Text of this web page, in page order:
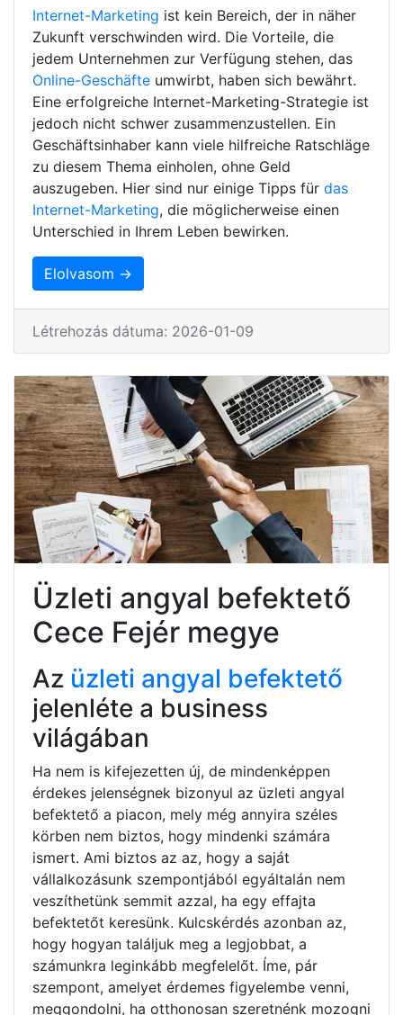
Internet-Marketing ist kein Bereich, der in näher
Zukunft verschwinden wird. Die Vorteile, die
jedem Unternehmen zur Verfügung stehen, das
Online-Geschäfte umwirbt, haben sich bewährt.
Eine erfolgreiche Internet-Marketing-Strategie ist
jedoch nicht schwer zusammenzustellen. Ein
Geschäftsinhaber kann viele hilfreiche Ratschläge
zu diesem Thema einholen, ohne Geld
auszugeben. Hier sind nur einige Tipps für das
Internet-Marketing, die möglicherweise einen
Unterschied in Ihrem Leben bewirken.
Elolvasom →
Létrehozás dátuma: 2026-01-09
Üzleti angyal befektető
Cece Fejér megye
Az üzleti angyal befektető
jelenléte a business
világában
Ha nem is kifejezetten új, de mindenképpen
érdekes jelenségnek bizonyul az üzleti angyal
befektető a piacon, mely még annyira széles
körben nem biztos, hogy mindenki számára
ismert. Ami biztos az az, hogy a saját
vállalkozásunk szempontjából egyáltalán nem
veszíthetünk semmit azzal, ha egy effajta
befektetőt keresünk. Kulcskérdés azonban az,
hogy hogyan találjuk meg a legjobbat, a
számunkra leginkább megfelelőt. Íme, pár
szempont, amelyet érdemes figyelembe venni,
meggondolni, ha otthonosan szeretnénk mozogni